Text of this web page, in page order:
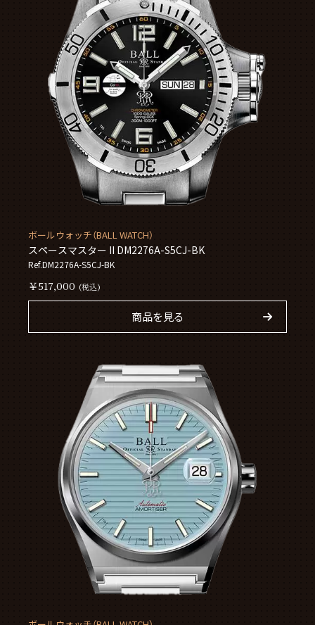
ボールウォッチ（BALL WATCH）
スペースマスター II DM2276A-S5CJ-BK
Ref.DM2276A-S5CJ-BK
￥517,000 (税込)
商品を見る